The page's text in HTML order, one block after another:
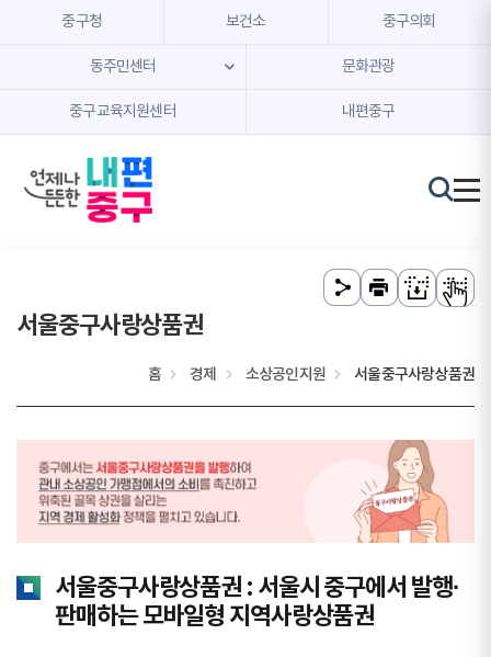
본문 내용 바로가기
주메뉴 바로가기
중구청 보건소 중구의회
동주민센터 문화관광
중구교육지원센터 내편중구
서울중구사랑상품권
홈 경제 소상공인지원 서울중구사랑상품권
서울중구사랑상품권 : 서울시 중구에서 발행·
판매하는 모바일형 지역사랑상품권